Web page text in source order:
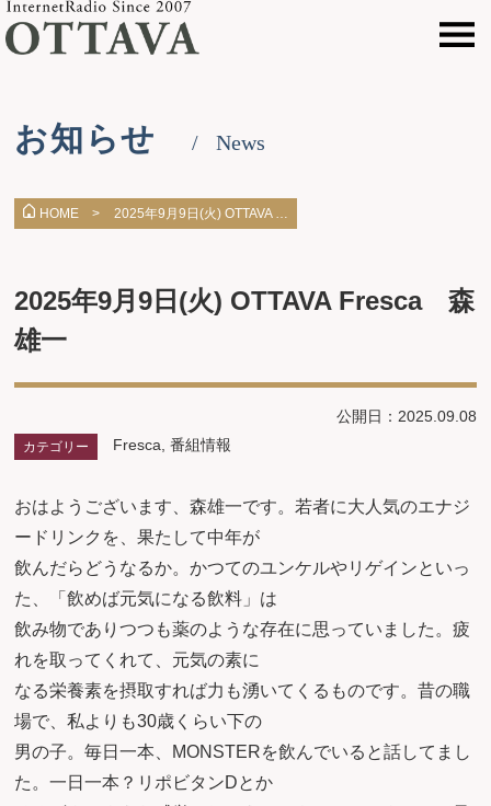
お知らせ News
HOME > 2025年9月9日(火) OTTAVA …
2025年9月9日(火) OTTAVA Fresca 森
雄一
公開日：2025.09.08
カテゴリー Fresca ,番組情報
おはようございます、森雄一です。若者に大人気のエナジ
ードリンクを、果たして中年が
飲んだらどうなるか。かつてのユンケルやリゲインといっ
た、「飲めば元気になる飲料」は
飲み物でありつつも薬のような存在に思っていました。疲
れを取ってくれて、元気の素に
なる栄養素を摂取すれば力も湧いてくるものです。昔の職
場で、私よりも30歳くらい下の
男の子。毎日一本、MONSTERを飲んでいると話してまし
た。一日一本？リポビタンDとか